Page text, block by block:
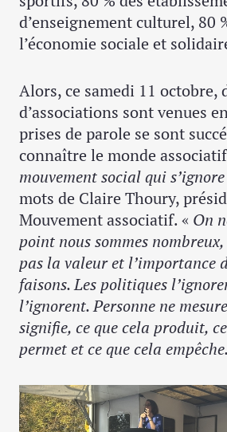
d’enseignement culturel, 80
l’économie sociale et
Alors, ce samedi 11 octobre,
d’associations sont venues
prises de parole se sont
connaître le monde
mouvement social qui s’ignore
mots de Claire Thoury,
Mouvement associatif. « On
point nous sommes
pas la valeur et l’importance
faisons. Les politiques
l’ignorent. Personne ne
signifie, ce que cela produit,
permet et ce que cela empêche.